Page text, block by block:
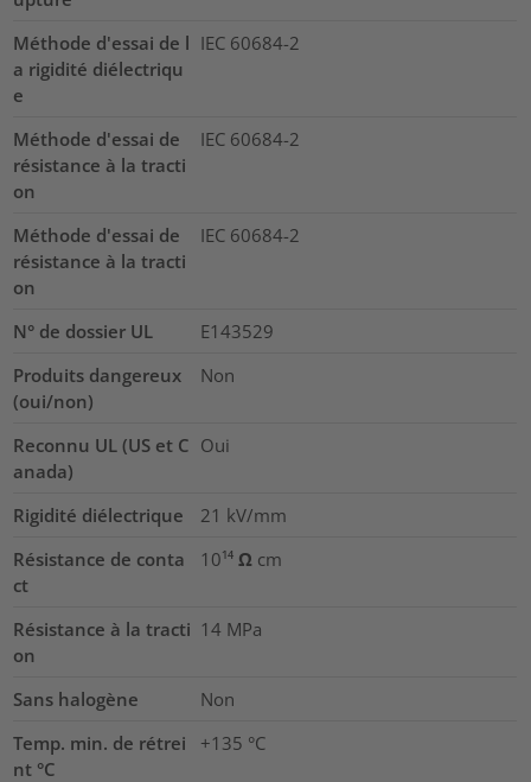
Méthode d'essai de l
a rigidité diélectriqu
e
IEC 60684-2
Méthode d'essai de
résistance à la tracti
on
IEC 60684-2
Méthode d'essai de
résistance à la tracti
on
IEC 60684-2
N° de dossier UL
E143529
Produits dangereux
(oui/non)
Non
Reconnu UL (US et C
anada)
Oui
Rigidité diélectrique 21 kV/mm
Résistance de conta
ct
10¹⁴ Ω cm
Résistance à la tracti
on
14 MPa
Sans halogène
Non
Temp. min. de rétrei
nt °C
+135 °C